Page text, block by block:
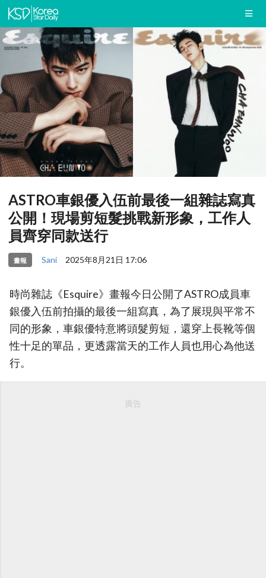
ASTRO車銀優入伍前最後一組雜誌寫真
公開！現場剪短髮挑戰新形象，工作人
員齊穿同款送行
畫報 Sani 2025年8月21日 17:06
時尚雜誌《Esquire》畫報今日公開了ASTRO成員車
銀優入伍前拍攝的最後一組寫真，為了展現與平常不
同的形象，車銀優特意將頭髮剪短，還穿上長靴等個
性十足的單品，更透露當天的工作人員也用心為他送
行。
廣告